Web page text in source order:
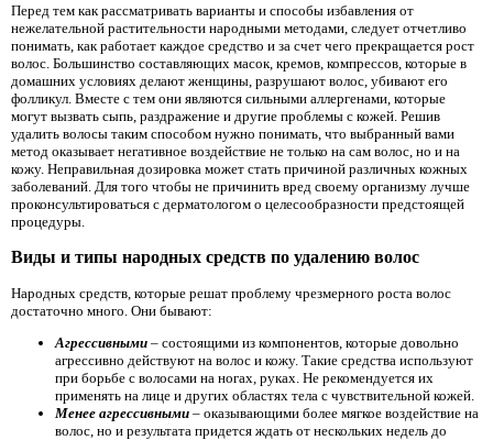
Перед тем как рассматривать варианты и способы избавления от
нежелательной растительности народными методами, следует отчетливо
понимать, как работает каждое средство и за счет чего прекращается рост
волос. Большинство составляющих масок, кремов, компрессов, которые в
домашних условиях делают женщины, разрушают волос, убивают его
фолликул. Вместе с тем они являются сильными аллергенами, которые
могут вызвать сыпь, раздражение и другие проблемы с кожей. Решив
удалить волосы таким способом нужно понимать, что выбранный вами
метод оказывает негативное воздействие не только на сам волос, но и на
кожу. Неправильная дозировка может стать причиной различных кожных
заболеваний. Для того чтобы не причинить вред своему организму лучше
проконсультироваться с дерматологом о целесообразности предстоящей
процедуры.
Виды и типы народных средств по удалению волос
Народных средств, которые решат проблему чрезмерного роста волос
достаточно много. Они бывают:
Агрессивными – состоящими из компонентов, которые довольно
агрессивно действуют на волос и кожу. Такие средства используют
при борьбе с волосами на ногах, руках. Не рекомендуется их
применять на лице и других областях тела с чувствительной кожей.
Менее агрессивными – оказывающими более мягкое воздействие на
волос, но и результата придется ждать от нескольких недель до